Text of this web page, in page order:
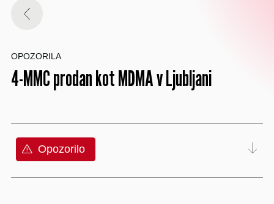
OPOZORILA
4-MMC prodan kot MDMA v Ljubljani
Opozorilo